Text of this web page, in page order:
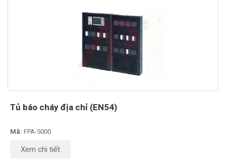
Tủ báo cháy địa chỉ (EN54)
Mã: FPA-5000
Xem chi tiết